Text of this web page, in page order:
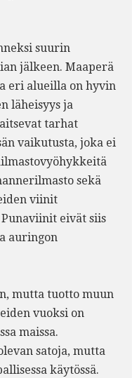
suurin
jälkeen. Maaperä
eri alueilla on hyvin
läheisyys ja
tarhat
vaikutusta, joka ei
sekä
viinit
eivät siis
auringon
mutta tuotto muun
vuoksi on
maissa.
satoja, mutta
käytössä.